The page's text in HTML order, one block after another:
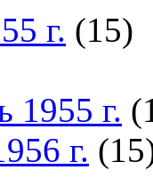
г. (15)
1955 г.
г.